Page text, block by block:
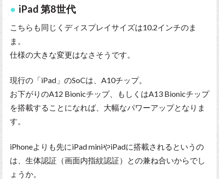
iPad 第8世代
こちらも同じくディスプレイサイズは10.2インチのま
ま。
仕様の大きな変更はなさそうです。
現行の「iPad」のSoCは、A10チップ。
お下がりのA12 Bionicチップ、もしくはA13 Bionicチップ
を搭載することになれば、大幅なパワーアップとなりま
す。
iPhoneよりも先にiPad miniやiPadに搭載されるというの
は、生体認証（画面内指紋認証）との兼ね合いからでし
ょうか。